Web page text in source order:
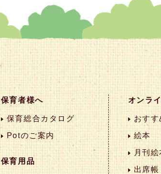
保育者様へ
保育総合カタログ
Potのご案内
保育用品
オンラ
おす
絵本
月刊
出席